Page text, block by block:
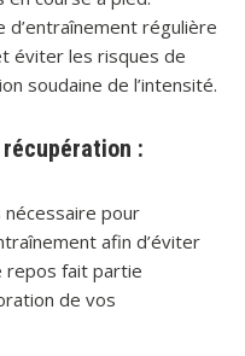
d’entraînement régulière
éviter les risques de
soudaine de l’intensité.
:
pour
afin d’éviter
repos fait partie
de vos